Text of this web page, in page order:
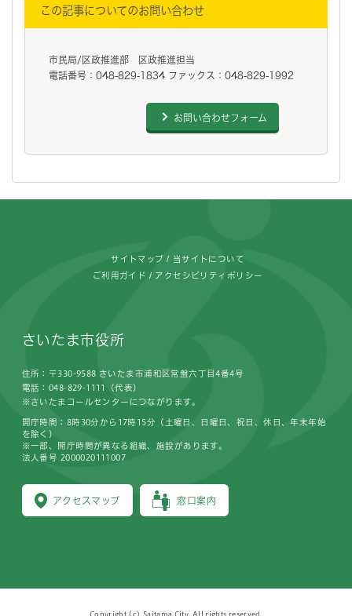
この記事についてのお問い合わせ
市民局/区政推進部 区政推進担当
電話番号：048-829-1834 ファックス：048-829-1992
お問い合わせフォーム
サイトマップ 当サイトについて
ご利用ガイド アクセシビリティポリシー
さいたま市役所
住所：〒330-9588 さいたま市浦和区常盤六丁目4番4号
電話：048-829-1111（代表）
※さいたまコールセンターにつながります。
アクセスマップ 窓口案内
開庁時間：8時30分から17時15分（土曜日、日曜日、祝日、休日、年末年始
を除く）
※一部、開庁時間が異なる組織、施設があります。
法人番号 2000020111007
Copyright (c) Saitama City, All rights reserved.